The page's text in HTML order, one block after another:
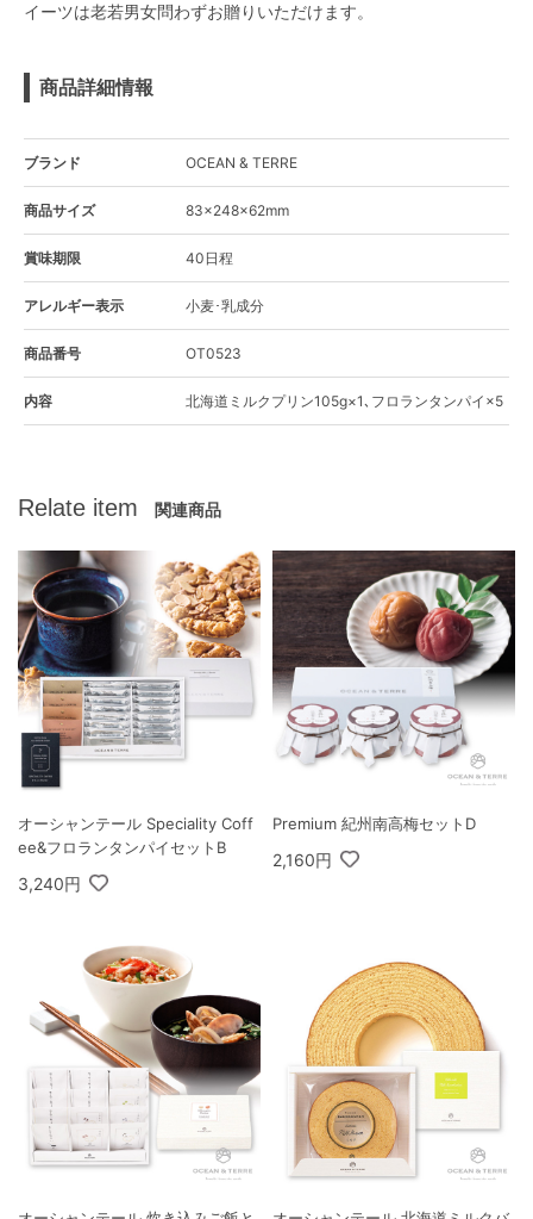
イーツは老若男女問わずお贈りいただけます。
商品詳細情報
ブランド OCEAN & TERRE
商品サイズ 83×248×62mm
賞味期限 40日程
アレルギー表示 小麦･乳成分
商品番号 OT0523
内容 北海道ミルクプリン105g×1､フロランタンパイ×5
Relate item 関連商品
オーシャンテール Speciality Coff
ee&フロランタンパイセットB
3,240円
Premium 紀州南高梅セットD
2,160円